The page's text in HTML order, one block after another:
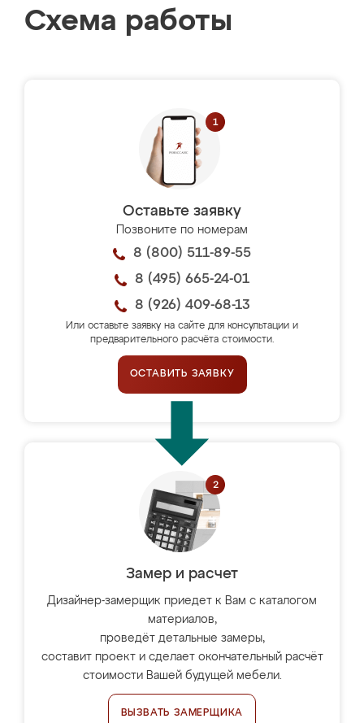
Схема работы
Оставьте заявку
Позвоните по номерам
8 (800) 511-89-55
8 (495) 665-24-01
8 (926) 409-68-13
Или оставьте заявку на сайте для консультации и
предварительного расчёта стоимости.
ОСТАВИТЬ ЗАЯВКУ
Замер и расчет
Дизайнер-замерщик приедет к Вам с каталогом
материалов,
проведёт детальные замеры,
составит проект и сделает окончательный расчёт
стоимости Вашей будущей мебели.
ВЫЗВАТЬ ЗАМЕРЩИКА